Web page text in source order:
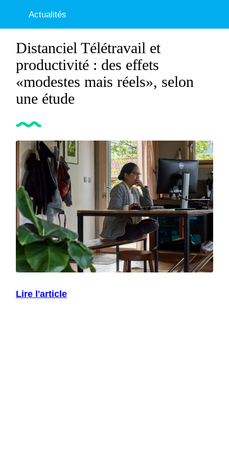
Actualités
Distanciel Télétravail et
productivité : des effets
«modestes mais réels», selon
une étude
Lire l'article